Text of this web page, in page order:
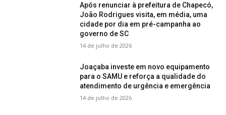
Após renunciar à prefeitura de Chapecó,
João Rodrigues visita, em média, uma
cidade por dia em pré-campanha ao
governo de SC
14 de julho de 2026
Joaçaba investe em novo equipamento
para o SAMU e reforça a qualidade do
atendimento de urgência e emergência
14 de julho de 2026